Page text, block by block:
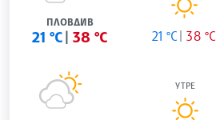
ПЛОВДИВ
21 °C 38 °C 21 °C 38 °C
УТРЕ